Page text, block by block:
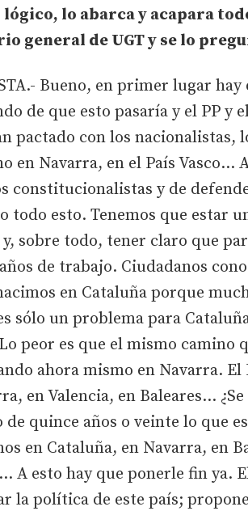
lógico, lo abarca y acapara
general de UGT y se lo
Bueno, en primer lugar
de que esto pasaría y el PP y
pactado con los nacionalistas,
en Navarra, en el País Vasco...
constitucionalistas y de
todo esto. Tenemos que estar
sobre todo, tener claro que
de trabajo. Ciudadanos
en Cataluña porque
sólo un problema para
peor es que el mismo camino
ahora mismo en Navarra. El
en Valencia, en Baleares…
de quince años o veinte lo que
en Cataluña, en Navarra, en
A esto hay que ponerle fin ya.
la política de este país;